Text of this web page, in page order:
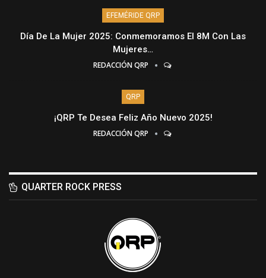
EFEMÉRIDE QRP
Día De La Mujer 2025: Conmemoramos El 8M Con Las
Mujeres…
REDACCIÓN QRP
QRP
¡QRP Te Desea Feliz Año Nuevo 2025!
REDACCIÓN QRP
QUARTER ROCK PRESS